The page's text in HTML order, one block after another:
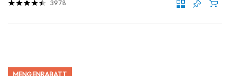
3978
MENGENRABATT